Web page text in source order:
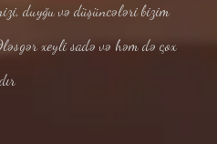
duyğu və düşüncələri bizim
xeyli sadə və həm də çox